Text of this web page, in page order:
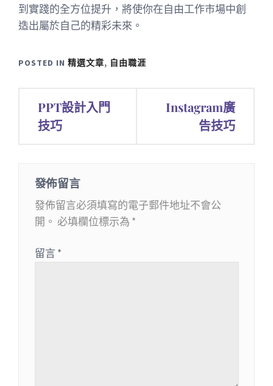
到實踐的全方位提升，將使你在自由工作市場中創
造出屬於自己的精彩未來。
POSTED IN 精選文章, 自由職涯
PPT設計入門
技巧
Instagram廣
告技巧
發佈留言
發佈留言必須填寫的電子郵件地址不會公
開。 必填欄位標示為 *
留言*